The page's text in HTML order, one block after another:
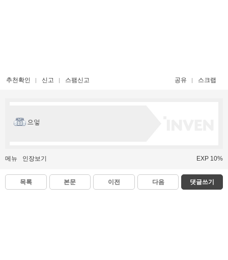
추천확인 신고 스팸신고 공유 스크랩
으엏
메뉴 인장보기 EXP 10%
목록 본문 이전 다음 댓글쓰기